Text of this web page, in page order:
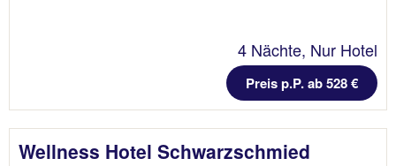
4 Nächte, Nur Hotel
Preis p.P. ab 528 €
Wellness Hotel Schwarzschmied